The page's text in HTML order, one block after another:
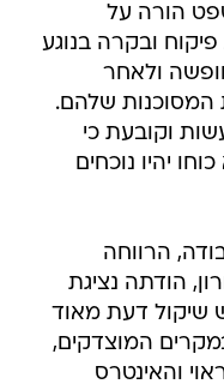
הורה על
פיקוח ובקרה בנוגע
ולאחר
שלהם.
וקובעת כי
יהיו נוכחים
הרווחה
הודתה נציגת
שיקול דעת מאוד
המוצדקים,
והאינטרס